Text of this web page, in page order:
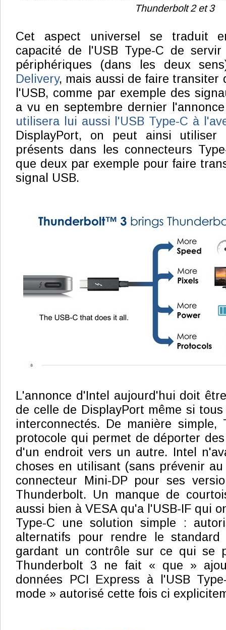
Thunderbolt 2 et 3
Cet aspect universel se traduit
capacité de l'USB Type-C de
périphériques (dans les deux
Delivery, mais aussi de faire transiter
l'USB, comme par exemple des
a vu en septembre dernier
utilisera lui aussi l'USB Type-C à
DisplayPort, on peut ainsi utiliser
présents dans les connecteurs
que deux par exemple pour faire
signal USB.
L'annonce d'Intel aujourd'hui doit
de celle de DisplayPort même si
interconnectés. De manière simple,
protocole qui permet de déporter
d'un endroit vers un autre. Intel
choses en utilisant (sans prévenir
connecteur Mini-DP pour ses
Thunderbolt. Un manque de
aussi bien à VESA qu'a l'USB-IF qui
Type-C une solution simple :
alternatifs pour rendre le
gardant un contrôle sur ce qui se
Thunderbolt 3 ne fait « que »
données PCI Express à l'USB
mode » autorisé cette fois ci